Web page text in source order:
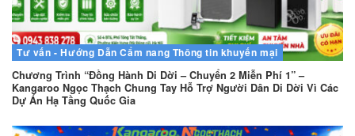
Tư vấn - Hướng Dẫn Cẩm nang Thông tin khuyến mại
Chương Trình “Đồng Hành Di Dời – Chuyển 2 Miễn Phí 1” –
Kangaroo Ngọc Thạch Chung Tay Hỗ Trợ Người Dân Di Dời Vì Các
Dự Án Hạ Tầng Quốc Gia